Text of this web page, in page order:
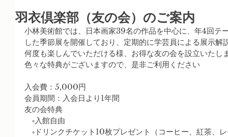
羽衣倶楽部（友の会）のご案内
小林美術館では、日本画家39名の作品を中心に、年4回テ
した季節展を開催しており、定期的に学芸員による展示解
何度も楽しんでいただける様、お得な友の会を設立いたし
色々な特典がございますので、是非ご利用ください
入会費：5,000円
会員期間：入会日より1年間
友の会特典
◦入館自由
◦ドリンクチケット10枚プレゼント（コーヒー、紅茶、